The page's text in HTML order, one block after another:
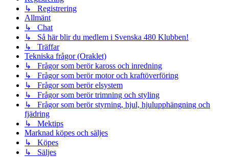
↳ Registrering
Allmänt
↳ Chat
↳ Så här blir du medlem i Svenska 480 Klubben!
↳ Träffar
Tekniska frågor (Oraklet)
↳ Frågor som berör kaross och inredning
↳ Frågor som berör motor och kraftöverföring
↳ Frågor som berör elsystem
↳ Frågor som berör trimning och styling
↳ Frågor som berör styrning, hjul, hjulupphängning och
fjädring
↳ Mektips
Marknad köpes och säljes
↳ Köpes
↳ Säljes